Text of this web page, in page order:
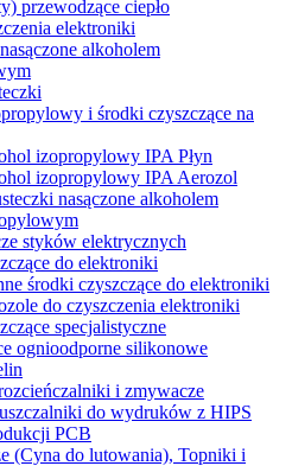
przewodzące ciepło
elektroniki
alkoholem
i środki czyszczące na
izopropylowy IPA Płyn
izopropylowy IPA Aerozol
nasączone alkoholem
styków elektrycznych
do elektroniki
środki czyszczące do elektroniki
do czyszczenia elektroniki
specjalistyczne
ognioodporne silikonowe
i zmywacze
do wydruków z HIPS
PCB
(Cyna do lutowania), Topniki i